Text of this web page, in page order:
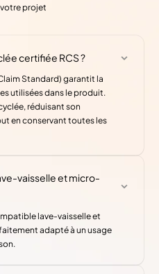
projet
certifiée RCS ?
Standard) garantit la
utilisées dans le produit.
réduisant son
en conservant toutes les
vaisselle et micro-
lave-vaisselle et
adapté à un usage